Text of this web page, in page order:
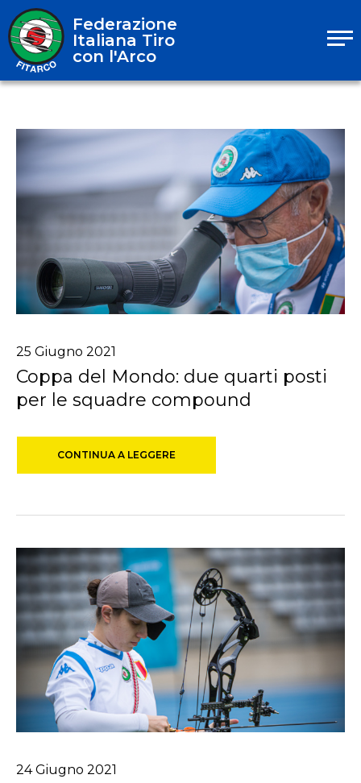
Federazione
Italiana Tiro
con l'Arco
25 Giugno 2021
Coppa del Mondo: due quarti posti
per le squadre compound
CONTINUA A LEGGERE
24 Giugno 2021